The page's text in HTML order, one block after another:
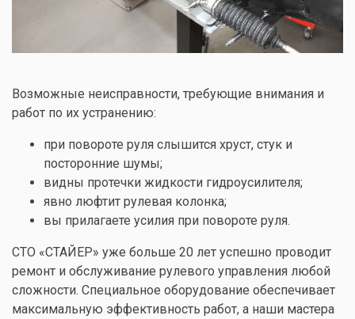
Возможные неисправности, требующие внимания и
работ по их устранению:
при повороте руля слышится хруст, стук и
посторонние шумы;
видны протечки жидкости гидроусилителя;
явно люфтит рулевая колонка;
вы прилагаете усилия при повороте руля.
СТО «СТАЙЕР» уже больше 20 лет успешно проводит
ремонт и обслуживание рулевого управления любой
сложности. Специальное оборудование обеспечивает
максимальную эффективность работ, а наши мастера